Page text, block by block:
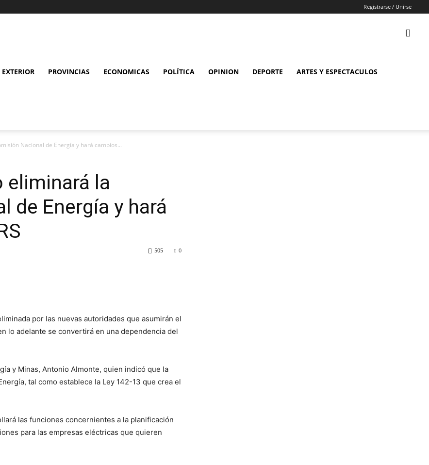
Registrarse / Unirse
PROVINCIAS ECONOMICAS POLÍTICA OPINION DEPORTE ARTES Y ESPECTACULOS
Nacional de Energía y hará cambios...
eliminará la
de Energía y hará
0
505
por las nuevas autoridades que asumirán el
lo adelante se convertirá en una dependencia del
y Minas, Antonio Almonte, quien indicó que la
tal como establece la Ley 142-13 que crea el
las funciones concernientes a la planificación
para las empresas eléctricas que quieren